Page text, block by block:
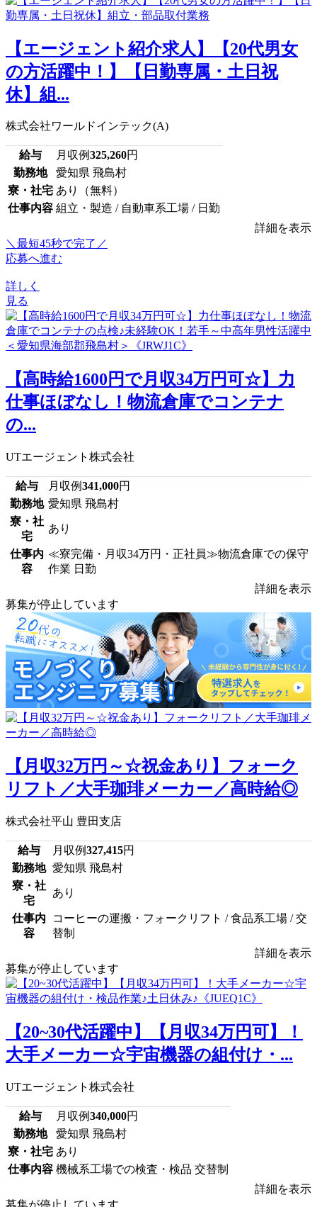
【エージェント紹介求人】【20代男女
の方活躍中！】【日勤専属・土日祝
休】組...
株式会社ワールドインテック(A)
給与 月収例325,260円
勤務地
愛知県 飛島村
寮・社宅 あり（無料）
仕事内容 組立・製造 / 自動車系工場 / 日勤
詳細を表示
＼最短45秒で完了／
応募へ進む
詳しく
見る
【高時給1600円で月収34万円可☆】力
仕事ほぼなし！物流倉庫でコンテナ
の...
UTエージェント株式会社
給与 月収例341,000円
勤務地 愛知県 飛島村
寮・社
宅
あり
仕事内
容
≪寮完備・月収34万円・正社員≫物流倉庫での保守
作業 日勤
詳細を表示
募集が停止しています
【月収32万円～☆祝金あり】フォーク
リフト／大手珈琲メーカー／高時給◎
株式会社平山 豊田支店
給与 月収例327,415円
勤務地 愛知県 飛島村
寮・社
宅
あり
仕事内
容
コーヒーの運搬・フォークリフト / 食品系工場 / 交
替制
詳細を表示
募集が停止しています
【20~30代活躍中】【月収34万円可】！
大手メーカー☆宇宙機器の組付け・...
UTエージェント株式会社
給与 月収例340,000円
勤務地
愛知県 飛島村
寮・社宅 あり
仕事内容 機械系工場での検査・検品 交替制
詳細を表示
募集が停止しています